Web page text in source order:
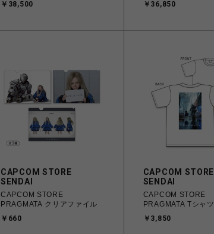
￥38,500
￥36,850
CAPCOM STORE
SENDAI
CAPCOM STORE
PRAGMATA クリアファイル
￥660
CAPCOM STORE
SENDAI
CAPCOM STORE
PRAGMATA Tシャツ
￥3,850